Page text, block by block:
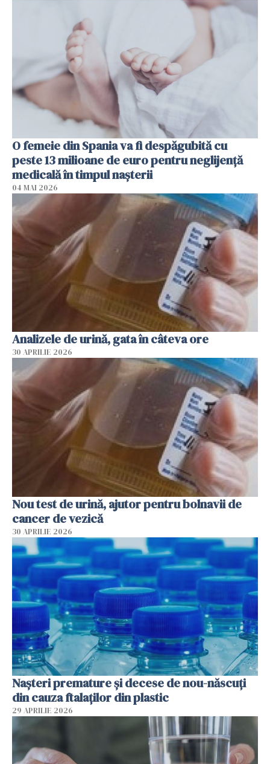
O femeie din Spania va fi despăgubită cu
peste 13 milioane de euro pentru neglijenţă
medicală în timpul naşterii
04 MAI 2026
Analizele de urină, gata în câteva ore
30 APRILIE 2026
Nou test de urină, ajutor pentru bolnavii de
cancer de vezică
30 APRILIE 2026
Nașteri premature și decese de nou-născuți
din cauza ftalaților din plastic
29 APRILIE 2026